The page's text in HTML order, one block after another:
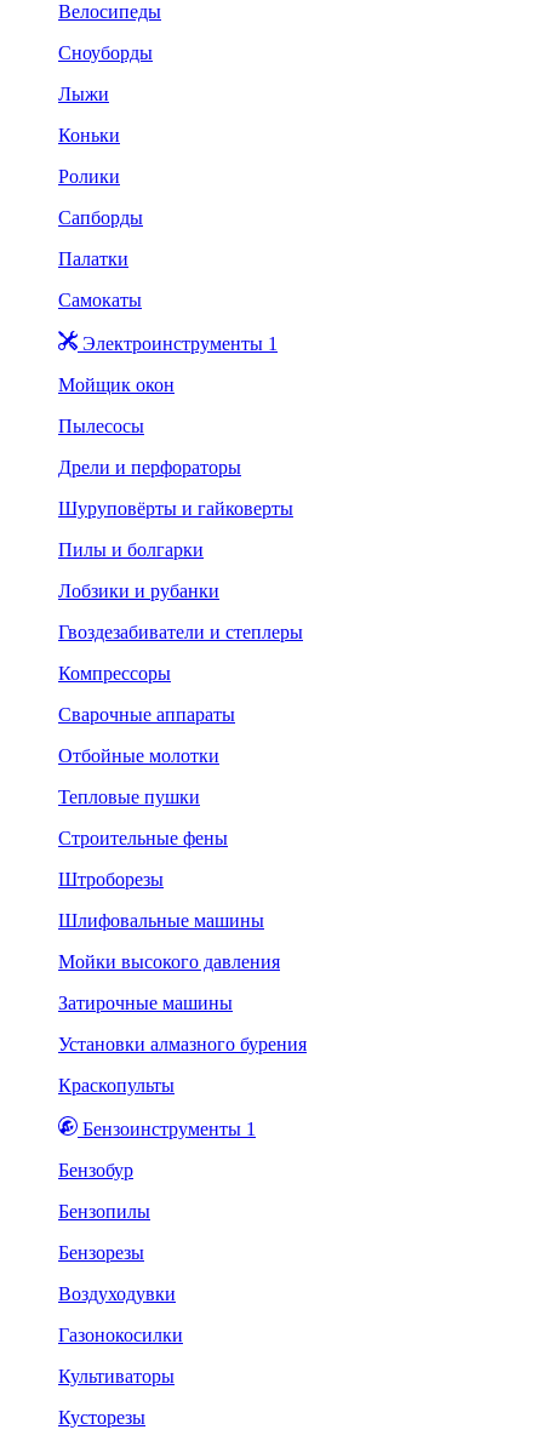
Велосипеды
Сноуборды
Лыжи
Коньки
Ролики
Сапборды
Палатки
Самокаты
Электроинструменты 1
Мойщик окон
Пылесосы
Дрели и перфораторы
Шуруповёрты и гайковерты
Пилы и болгарки
Лобзики и рубанки
Гвоздезабиватели и степлеры
Компрессоры
Сварочные аппараты
Отбойные молотки
Тепловые пушки
Строительные фены
Штроборезы
Шлифовальные машины
Мойки высокого давления
Затирочные машины
Установки алмазного бурения
Краскопульты
Бензоинструменты 1
Бензобур
Бензопилы
Бензорезы
Воздуходувки
Газонокосилки
Культиваторы
Кусторезы